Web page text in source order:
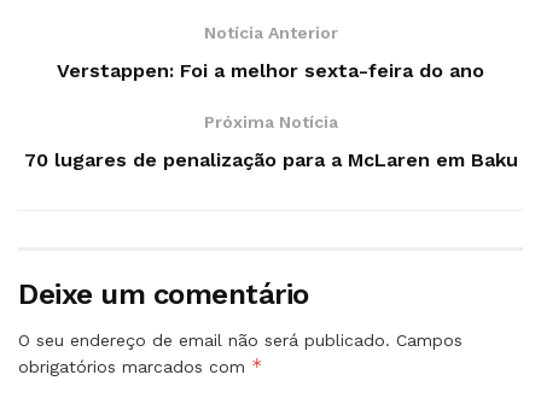
Notícia Anterior
Verstappen: Foi a melhor sexta-feira do ano
Próxima Notícia
70 lugares de penalização para a McLaren em Baku
Deixe um comentário
O seu endereço de email não será publicado. Campos
obrigatórios marcados com *